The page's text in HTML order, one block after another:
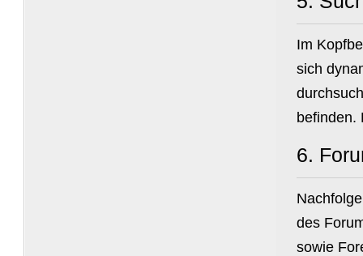
Im
sich
befinden.
6.
des
sowie